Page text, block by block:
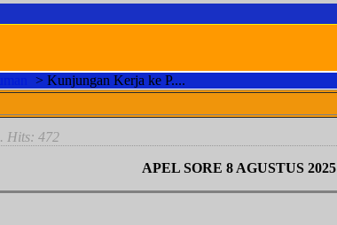
> Kunjungan Kerja ke P....
. Hits: 472
APEL SORE 8 AGUSTUS 2025